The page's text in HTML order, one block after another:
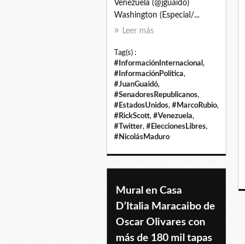
Venezuela (@jguaido)
Washington (Especial/...
Leer más
Tag(s) :
#InformaciónInternacional ,
#InformaciónPolítica,
#JuanGuaidó,
#SenadoresRepublicanos,
#EstadosUnidos, #MarcoRubio,
#RickScott, #Venezuela,
#Twitter, #EleccionesLibres,
#NicolásMaduro
Mural en Casa
D’Italia Maracaibo de
Oscar Olivares con
más de 180 mil tapas